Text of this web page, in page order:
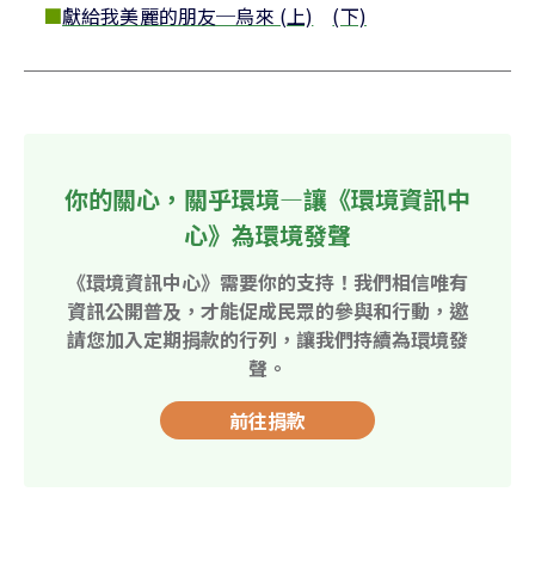
■獻給我美麗的朋友─烏來 (上) (下)
你的關心，關乎環境—讓《環境資訊中
心》為環境發聲
《環境資訊中心》需要你的支持！我們相信唯有
資訊公開普及，才能促成民眾的參與和行動，邀
請您加入定期捐款的行列，讓我們持續為環境發
聲。
前往捐款